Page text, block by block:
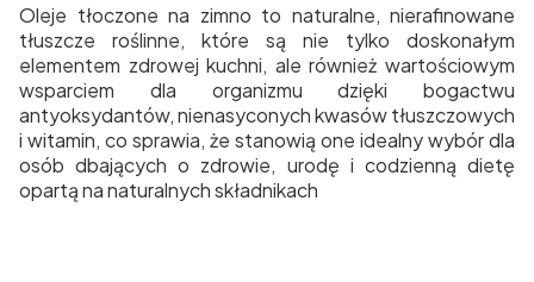
Oleje tłoczone na zimno to naturalne, nierafinowane
tłuszcze roślinne, które są nie tylko doskonałym
elementem zdrowej kuchni, ale również wartościowym
wsparciem dla organizmu dzięki bogactwu
antyoksydantów, nienasyconych kwasów tłuszczowych
i witamin, co sprawia, że stanowią one idealny wybór dla
osób dbających o zdrowie, urodę i codzienną dietę
opartą na naturalnych składnikach